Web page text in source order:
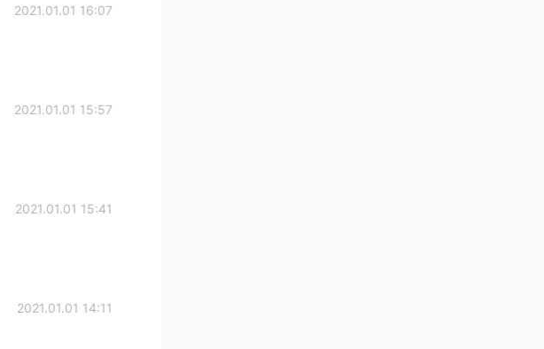
2021.01.01 16:07
2021.01.01 15:57
2021.01.01 15:41
2021.01.01 14:11